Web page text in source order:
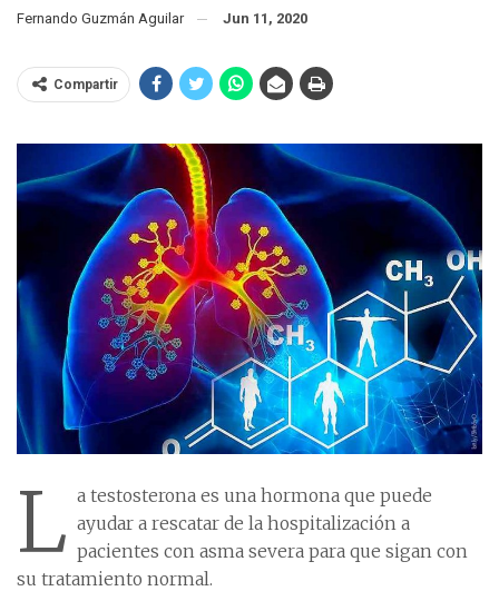
Fernando Guzmán Aguilar Jun 11, 2020
Compartir
L a testosterona es una hormona que puede
ayudar a rescatar de la hospitalización a
pacientes con asma severa para que sigan con
su tratamiento normal.